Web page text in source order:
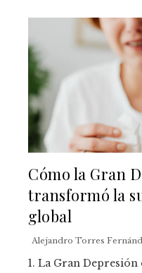
Cómo la Gran
transformó la
global
Alejandro Torres
1. La Gran Depresión